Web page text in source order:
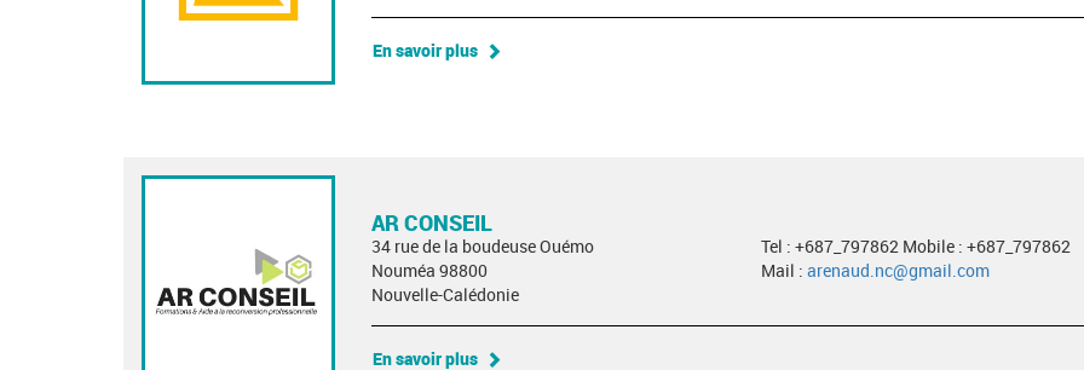
En savoir plus
AR CONSEIL
34 rue de la boudeuse Ouémo
Nouméa 98800
Nouvelle-Calédonie
Tel : +687_797862 Mobile : +687_797862
Mail : arenaud.nc@gmail.com
En savoir plus